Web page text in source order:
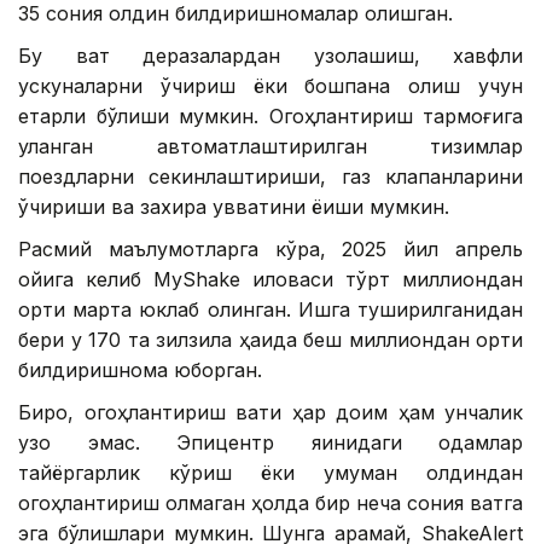
35 сония олдин билдиришномалар олишган.
Бу вақт деразалардан узоқлашиш, хавфли
ускуналарни ўчириш ёки бошпана олиш учун
етарли бўлиши мумкин. Огоҳлантириш тармоғига
уланган автоматлаштирилган тизимлар
поездларни секинлаштириши, газ клапанларини
ўчириши ва захира қувватини ёқиши мумкин.
Расмий маълумотларга кўра, 2025 йил апрель
ойига келиб MyShake иловаси тўрт миллиондан
ортиқ марта юклаб олинган. Ишга туширилганидан
бери у 170 та зилзила ҳақида беш миллиондан ортиқ
билдиришнома юборган.
Бироқ, огоҳлантириш вақти ҳар доим ҳам унчалик
узоқ эмас. Эпицентр яқинидаги одамлар
тайёргарлик кўриш ёки умуман олдиндан
огоҳлантириш олмаган ҳолда бир неча сония вақтга
эга бўлишлари мумкин. Шунга қарамай, ShakeAlert